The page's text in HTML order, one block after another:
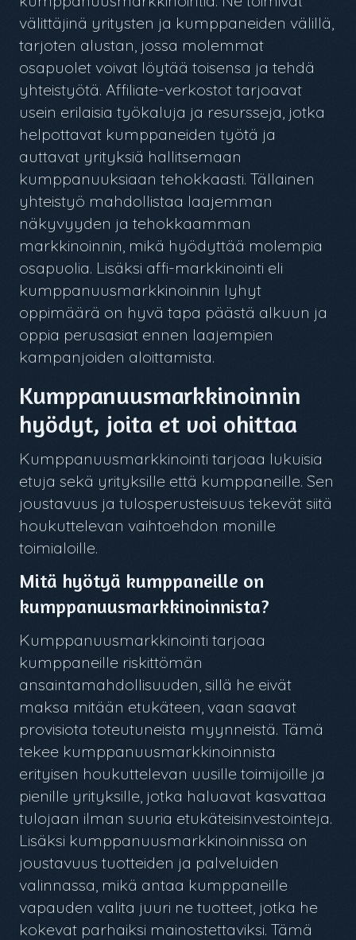
välittäjinä yritysten ja kumppaneiden välillä,
tarjoten alustan, jossa molemmat
osapuolet voivat löytää toisensa ja tehdä
yhteistyötä. Affiliate-verkostot tarjoavat
usein erilaisia työkaluja ja resursseja, jotka
helpottavat kumppaneiden työtä ja
auttavat yrityksiä hallitsemaan
kumppanuuksiaan tehokkaasti. Tällainen
yhteistyö mahdollistaa laajemman
näkyvyyden ja tehokkaamman
markkinoinnin, mikä hyödyttää molempia
osapuolia. Lisäksi affi-markkinointi eli
kumppanuusmarkkinoinnin lyhyt
oppimäärä on hyvä tapa päästä alkuun ja
oppia perusasiat ennen laajempien
kampanjoiden aloittamista.
Kumppanuusmarkkinoinnin
hyödyt, joita et voi ohittaa
Kumppanuusmarkkinointi tarjoaa lukuisia
etuja sekä yrityksille että kumppaneille. Sen
joustavuus ja tulosperusteisuus tekevät siitä
houkuttelevan vaihtoehdon monille
toimialoille.
Mitä hyötyä kumppaneille on
kumppanuusmarkkinoinnista?
Kumppanuusmarkkinointi tarjoaa
kumppaneille riskittömän
ansaintamahdollisuuden, sillä he eivät
maksa mitään etukäteen, vaan saavat
provisiota toteutuneista myynneistä. Tämä
tekee kumppanuusmarkkinoinnista
erityisen houkuttelevan uusille toimijoille ja
pienille yrityksille, jotka haluavat kasvattaa
tulojaan ilman suuria etukäteisinvestointeja.
Lisäksi kumppanuusmarkkinoinnissa on
joustavuus tuotteiden ja palveluiden
valinnassa, mikä antaa kumppaneille
vapauden valita juuri ne tuotteet, jotka he
kokevat parhaiksi mainostettaviksi. Tämä